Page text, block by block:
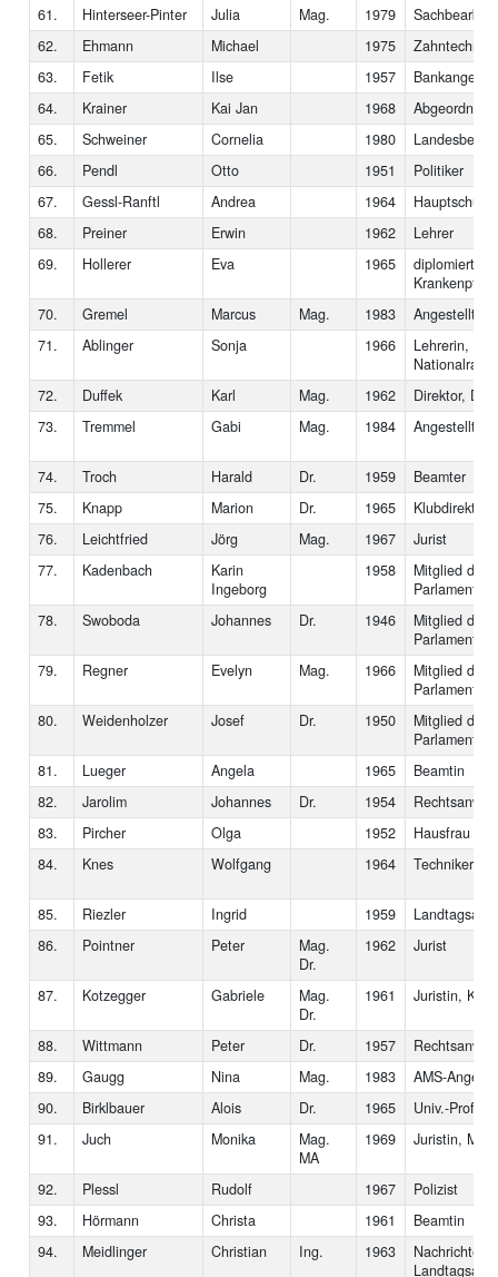
61.
Hinterseer-Pinter Julia Mag. 1979
62.
Ehmann Michael 1975
63.
Fetik Ilse 1957
64.
Krainer Kai Jan 1968
65.
Schweiner Cornelia 1980
66.
Pendl Otto 1951
Politiker
67.
Gessl-Ranftl Andrea 1964
68.
Preiner Erwin 1962
Lehrer
69.
Hollerer Eva 1965
diplomierte
70.
Gremel Marcus Mag. 1983
Angestellter
71.
Ablinger Sonja 1966
Lehrerin,
Nationalrat
72.
Duffek Karl Mag. 1962
Direktor,
73.
Tremmel Gabi Mag. 1984 Angestellte
74. Troch Harald Dr. 1959
Beamter
75.
Knapp Marion Dr. 1965
Klubdirektorin
76.
Leichtfried Jörg Mag. 1967
Jurist
77.
Kadenbach
Karin
Ingeborg
1958
Mitglied des
Parlaments
78.
Swoboda Johannes Dr. 1946
Mitglied des
Parlaments
79.
Regner Evelyn Mag. 1966
Mitglied des
Parlaments
80.
Weidenholzer Josef Dr. 1950
Mitglied des
Parlaments
81.
Lueger Angela 1965
Beamtin
82.
Jarolim Johannes Dr. 1954
Rechtsanwalt
83.
Pircher Olga 1952
Hausfrau
84.
Knes Wolfgang 1964 Techniker
85. Riezler Ingrid 1959
86.
Pointner Peter
Mag.
Dr.
1962 Jurist
87. Kotzegger Gabriele
Mag.
Dr.
1961 Juristin,
88. Wittmann Peter Dr. 1957
Rechtsanwalt
89.
Gaugg Nina Mag. 1983
AMS-
90.
Birklbauer Alois Dr. 1965
Univ.-Prof.
91.
Juch Monika
Mag.
MA
1969 Juristin,
92. Plessl Rudolf 1967
Polizist
93.
Hörmann Christa 1961
Beamtin
94.
Meidlinger Christian Ing. 1963